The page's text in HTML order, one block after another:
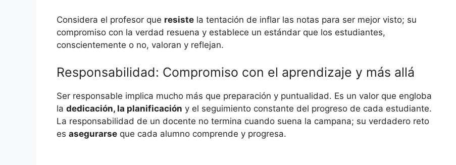
Considera el profesor que resiste la tentación de inflar las notas para ser mejor visto; su
compromiso con la verdad resuena y establece un estándar que los estudiantes,
conscientemente o no, valoran y reflejan.
Responsabilidad: Compromiso con el aprendizaje y más allá
Ser responsable implica mucho más que preparación y puntualidad. Es un valor que engloba
la dedicación, la planificación y el seguimiento constante del progreso de cada estudiante.
La responsabilidad de un docente no termina cuando suena la campana; su verdadero reto
es asegurarse que cada alumno comprende y progresa.